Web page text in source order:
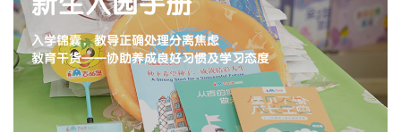
入学锦囊，教导正确处理分离焦虑
教育干货——协助养成良好习惯及学习态度